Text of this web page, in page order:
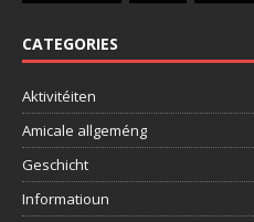
CATEGORIES
Aktivitéiten
Amicale allgeméng
Geschicht
Informatioun